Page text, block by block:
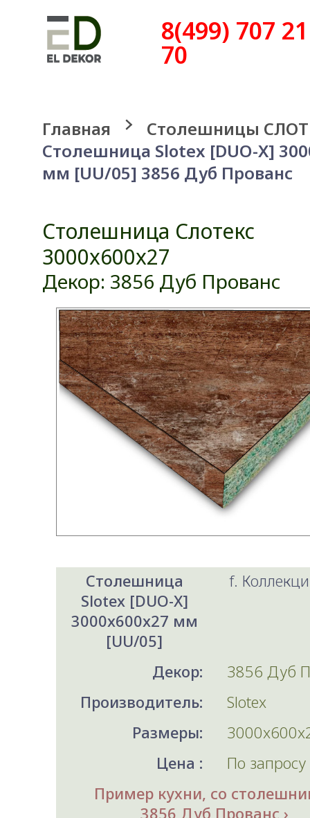
8(499) 707 21
70
Главная
Столешницы
Столешница Slotex [DUO-X]
мм [UU/05] 3856 Дуб Прованс
Столешница Слотекс
3000x600x27
Декор: 3856 Дуб Прованс
Столешница
Slotex [DUO-X]
3000x600x27 мм
[UU/05]
f.
Декор:
3856 Дуб
Производитель:
Slotex
Размеры:
Цена :
По запросу
Пример кухни, со
3856 Дуб Прованс